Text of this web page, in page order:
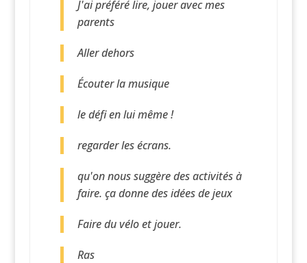
J'ai préféré lire, jouer avec mes
parents
Aller dehors
Écouter la musique
le défi en lui même !
regarder les écrans.
qu'on nous suggère des activités à
faire. ça donne des idées de jeux
Faire du vélo et jouer.
Ras